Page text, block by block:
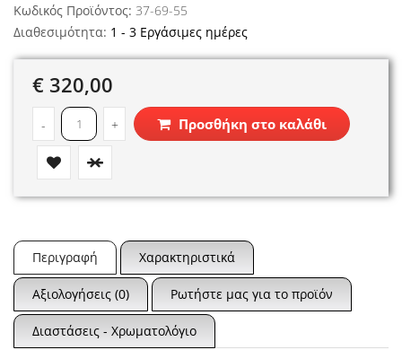
Κωδικός Προϊόντος: 37-69-55
Διαθεσιμότητα: 1 - 3 Εργάσιμες ημέρες
€ 320,00
- + Προσθήκη στο καλάθι
Περιγραφή Χαρακτηριστικά
Αξιολογήσεις (0) Ρωτήστε μας για το προϊόν
Διαστάσεις - Χρωματολόγιο